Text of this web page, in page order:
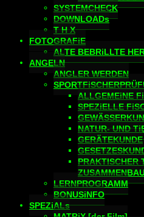
SYSTEMCHECK
DOWNLOADs
T H X
FOTOGRAFiE
ALTE BEBRiLLTE
ANGELN
ANGLER WERDEN
ALLGEMEiNE
SPEZiELLE
NATUR- UND
GERÄTEKUNDE
PRAKTISCHER
LERNPROGRAMM
BONUSiNFO
SPEZiALs